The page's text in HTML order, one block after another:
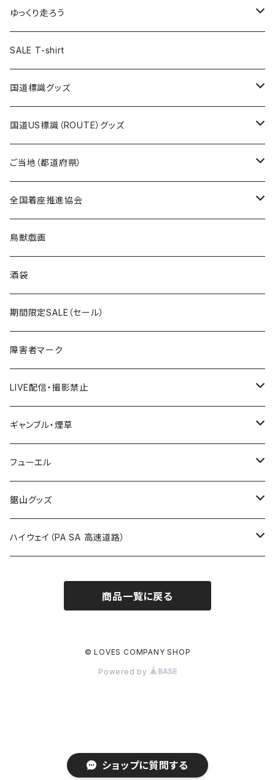
ショップに質問する
トートバッグ
ランチバッグ
エコバッグ
クリアファイル
キーホルダー
クリアファイル
Tシャツ
ステッカー
サコッシュ
ホテルキーホルダー
モーテルキーホルダー
トートバッグ
クリアファイル
マスク
エコバッグ
千葉ロッテマリーンズコラボ
エコバッグ
ステッカー
モーテルキーホルダー
ホテルキーホルダー
トートバッグ
キャップ
ステッカー
ホテルキーホルダー
Tシャツ
キャップ
ステッカー
ゆっくり走ろう
Tシャツ
ステッカー
ホテルキーホルダー
SALE T-shirt
国道標識グッズ
ステッカー
国道0～99号線
国道100～199号線
国道600～699号線
国道700～799号線
Tシャツ
キャップ
国道US標識（ROUTE）グッズ
ステッカー
ROUTE 0～99号線
ROUTE100～199号線
ROUTE600～699号線
ROUTE700～799号線
Tシャツ
ROUTE 0～99号線
ROUTE 100～199号線
ROUTE 600～699号線
ROUTE 700～799号線
キャップ
ROUTE 0～99号線
ROUTE 100～199号線
ROUTE 600～699号線
ROUTE 700～799号線
ご当地（都道府県）
北海道
青森県
岩手県
宮城県
秋田県
Tシャツ
ステッカー
山形県
福島県
茨城県
栃木県
群馬県
ホテルキーホルダー
全国着座推進協会
ステッカー
鳥獣戯画
酒袋
期間限定SALE（セール）
障害者マーク
LIVE配信・撮影禁止
LIVE配信禁止
撮影禁止
ギャンブル・煙草
ホテルキーホルダー
たばこ・禁煙ステッカー
フューエル
ステッカー
鋸山グッズ
Tシャツ
ハイウェイ（PA SA 高速道路）
商品一覧に戻る
© LOVES COMPANY SHOP
Powered by